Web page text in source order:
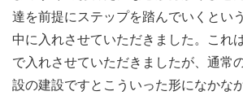
達を前提にステップを踏んでいくとい
中に入れさせていただきました。これ
で入れさせていただきましたが、通常
設の建設ですとこういった形になかな